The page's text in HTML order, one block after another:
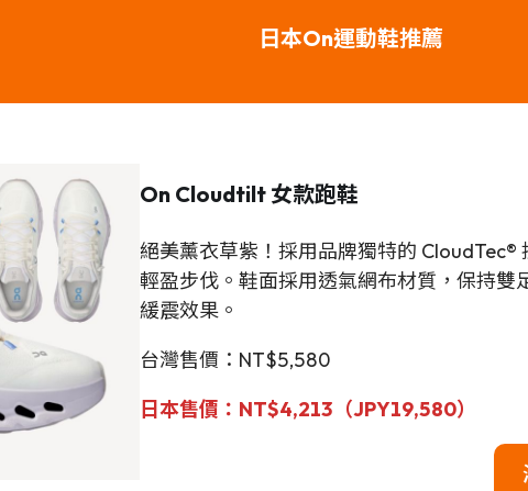
日本On運動鞋推薦
On Cloudtilt女款跑鞋
絕美薰衣草紫！採用品牌獨特的
輕盈步伐。鞋面採用透氣網布材質，保持
緩震效果。
台灣售價：NT$5,580
日本售價： NT$4,213（JPY19,580）